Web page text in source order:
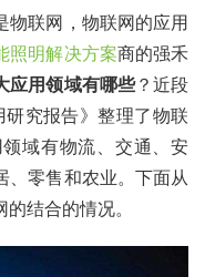
物联网，物联网的应用
照明解决方案商的强禾
应用领域有哪些？近段
究报告》整理了物联
域有物流、交通、安
、零售和农业。下面从
网的结合的情况。